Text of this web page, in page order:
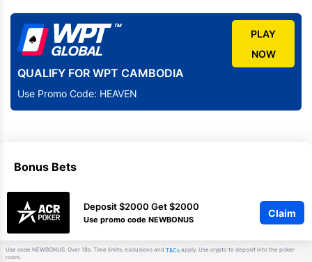
QUALIFY FOR WPT CAMBODIA
Use Promo Code: HEAVEN
PLAY
NOW
Bonus Bets
Deposit $2000 Get $2000
Use promo code NEWBONUS
Claim
Use code NEWBONUS. Over 18s. Time limits, exclusions and T&Cs apply. Use crypto to deposit into the poker
room.